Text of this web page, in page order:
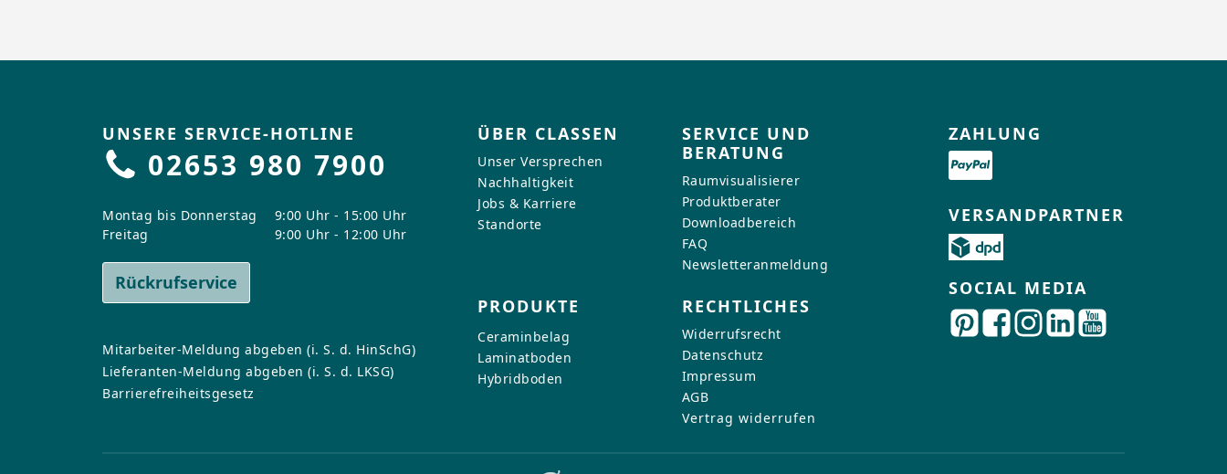
UNSERE SERVICE-HOTLINE
02653 980 7900
Montag bis Donnerstag
Freitag
9:00 Uhr - 15:00 Uhr
9:00 Uhr - 12:00 Uhr
Rückrufservice
Mitarbeiter-Meldung abgeben (i. S. d. HinSchG)
Lieferanten-Meldung abgeben (i. S. d. LKSG)
Barrierefreiheitsgesetz
ÜBER CLASSEN
Unser Versprechen
Nachhaltigkeit
Jobs & Karriere
Standorte
PRODUKTE
Ceraminbelag
Laminatboden
Hybridboden
SERVICE UND
BERATUNG
Raumvisualisierer
Produktberater
Downloadbereich
FAQ
Newsletteranmeldung
RECHTLICHES
Widerrufsrecht
Datenschutz
Impressum
AGB
Vertrag widerrufen
ZAHLUNG
VERSANDPARTNER
SOCIAL MEDIA